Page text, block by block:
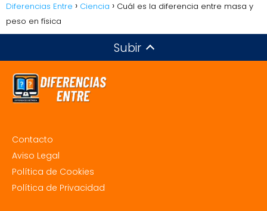
Diferencias Entre Ciencia
Cuál es la diferencia entre masa y
peso en física
Subir
Contacto
Aviso Legal
Política de Cookies
Política de Privacidad